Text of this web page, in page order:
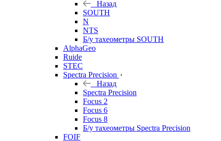
Назад
SOUTH
N
NTS
Б/у тахеометры SOUTH
AlphaGeo
Ruide
STEC
Spectra Precision
Назад
Spectra Precision
Focus 2
Focus 6
Focus 8
Б/у тахеометры Spectra Precision
FOIF